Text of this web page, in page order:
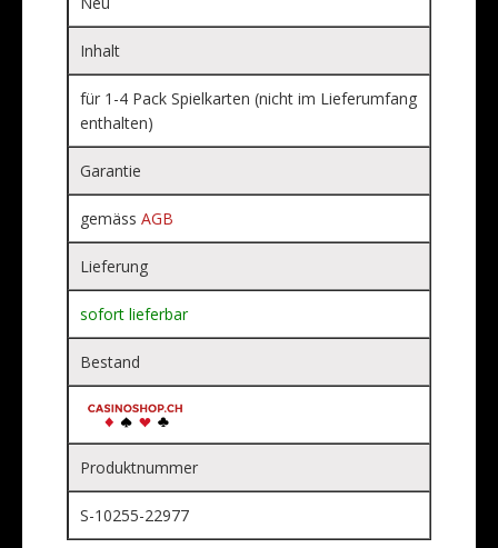
Inhalt
für 1-4 Pack Spielkarten (nicht im Lieferumfang
enthalten)
Garantie
gemäss AGB
Lieferung
sofort lieferbar
Bestand
Produktnummer
S-10255-22977